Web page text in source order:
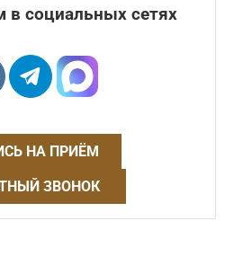
в социальных сетях
НА ПРИЁМ
ЗВОНОК